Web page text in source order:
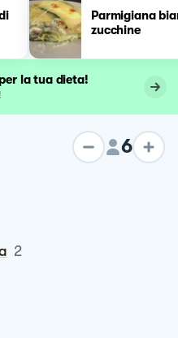
Parmigiana
zucchine
la tua dieta!
6
2